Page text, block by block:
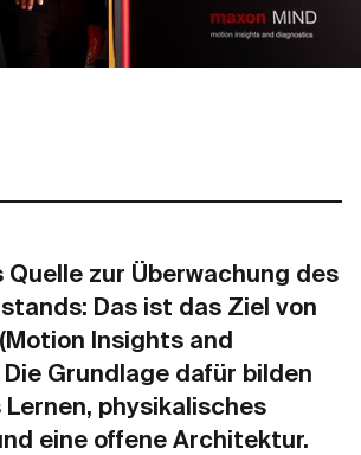
Quelle zur Überwachung des
Das ist das Ziel von
Insights and
Grundlage dafür bilden
physikalisches
eine offene Architektur.